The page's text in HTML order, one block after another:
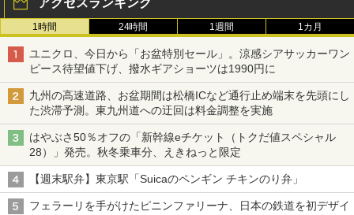
1時間 24時間 1週間 1カ月
ユニクロ、今日から「お盆特別セール」。涼感シアサッカーワン
ピース待望値下げ、撥水ギアショーツは1990円に
九州の高速道路、お盆期間は松橋ICなど通行止め端末を先頭にし
た渋滞予測。東九州道への迂回は料金調整を実施
はやぶさ50％オフの「新幹線eチケット（トクだ値スペシャル
28）」発売。秋冬乗車分、えきねっと限定
【週末駅弁】東京駅「Suicaのペンギン チキンのり弁」
フェラーリを手がけたピニンファリーナ、日本の鉄道を初デザイ